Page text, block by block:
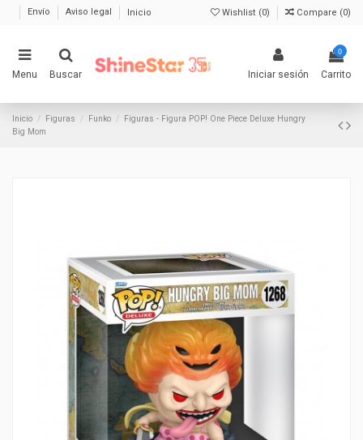
Envío Aviso legal Inicio Wishlist (0) Compare (0)
Menu Buscar Iniciar sesión
0
Carrito
Inicio Figuras Funko
Figuras - Figura POP! One Piece Deluxe Hungry
Big Mom